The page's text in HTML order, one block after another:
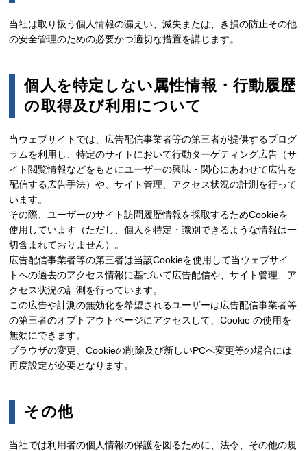
当社は取り扱う個人情報の漏えい、滅失または、き損の防止その他
の安全管理のための必要かつ適切な措置を講じます。
個人を特定しない属性情報・行動履歴
の取得及び利用について
当ウェブサイトでは、広告配信事業者等の第三者が提供するプログ
ラムを利用し、特定のサイトにおいて行動ターゲティング広告（サ
イト閲覧情報などをもとにユーザーの興味・関心にあわせて広告を
配信する広告手法）や、サイト管理、アクセス状況の計測を行って
います。
その際、ユーザーのサイト訪問履歴情報を採取するためCookieを
使用しています（ただし、個人を特定・識別できるような情報は一
切含まれておりません）。
広告配信事業者等の第三者は当該Cookieを使用して当ウェブサイ
トへの過去のアクセス情報に基づいて広告配信や、サイト管理、ア
クセス状況の計測を行っています。
この広告や計測の無効化を希望されるユーザーは広告配信事業者等
の第三者のオプトアウトページにアクセスして、Cookie の使用を
無効にできます。
ブラウザの変更、Cookieの削除及び新しいPCへ変更等の場合には
再度設定が必要となります。
その他
当社では利用者の個人情報の保護を図るために、法令、その他の規